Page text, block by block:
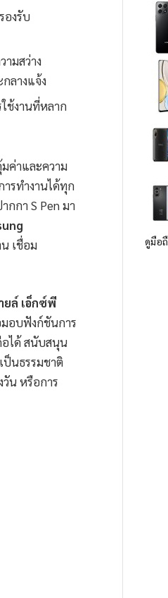
องรับ
มสว่าง
ลางแจ้ง
ช้งานที่หลาก
ค่าและความ
รทำงานได้ทุก
กา S Pen มา
เชื่อม
ยล์ เอ็กซ์พี
มอบฟังก์ชันการ
อได้ สนับสนุน
ป็นธรรมชาติ
วัน หรือการ
ดูมือ